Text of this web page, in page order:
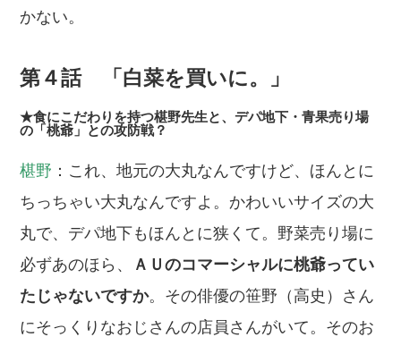
かない。
第４話 「白菜を買いに。」
★食にこだわりを持つ椹野先生と、デパ地下・青果売り場
の「桃爺」との攻防戦？
椹野 ：これ、地元の大丸なんですけど、ほんとに
ちっちゃい大丸なんですよ。かわいいサイズの大
丸で、デパ地下もほんとに狭くて。野菜売り場に
必ずあのほら、
ＡＵのコマーシャルに桃爺ってい
たじゃないですか。その俳優の笹野（高史）さん
にそっくりなおじさんの店員さんがいて。そのお